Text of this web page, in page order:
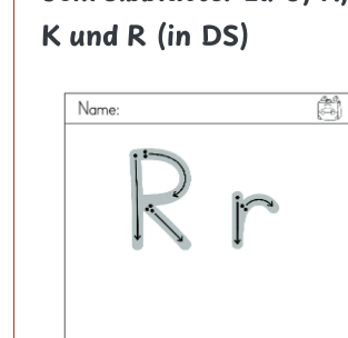
K und R (in DS)